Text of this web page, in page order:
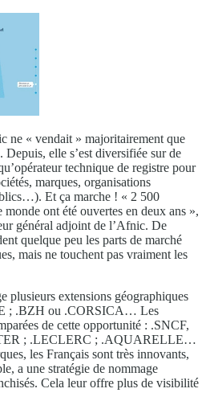
ne « vendait » majoritairement que
Depuis, elle s’est diversifiée sur de
technique de registre pour
marques, organisations
Et ça marche ! « 2 500
monde ont été ouvertes en deux ans »,
général adjoint de l’Afnic. De
quelque peu les parts de marché
mais ne touchent pas vraiment les
plusieurs extensions géographiques
; .BZH ou .CORSICA… Les
de cette opportunité : .SNCF,
; .LECLERC ; .AQUARELLE…
les Français sont très innovants,
a une stratégie de nommage
Cela leur offre plus de visibilité